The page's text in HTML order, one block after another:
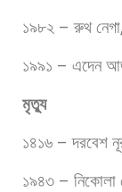
১৯৮২ –রুথ নেগা
১৯৯১ – এদেন
মৃত্যু
১৪১৬ –দরবেশ
১৯৪৩ – নিকোলা